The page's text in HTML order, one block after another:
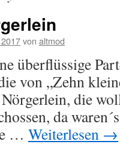
von altmod
überflüssige
von „Zehn
die
da
… Weiterlesen →